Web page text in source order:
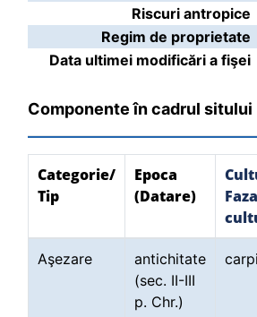
Riscuri antropice
Regim de proprietate
Data ultimei modificări a fişei
Componente în cadrul sitului
Categorie/
Tip
Epoca
(Datare)
Faza
Aşezare
antichitate
(sec. II-III
p. Chr.)